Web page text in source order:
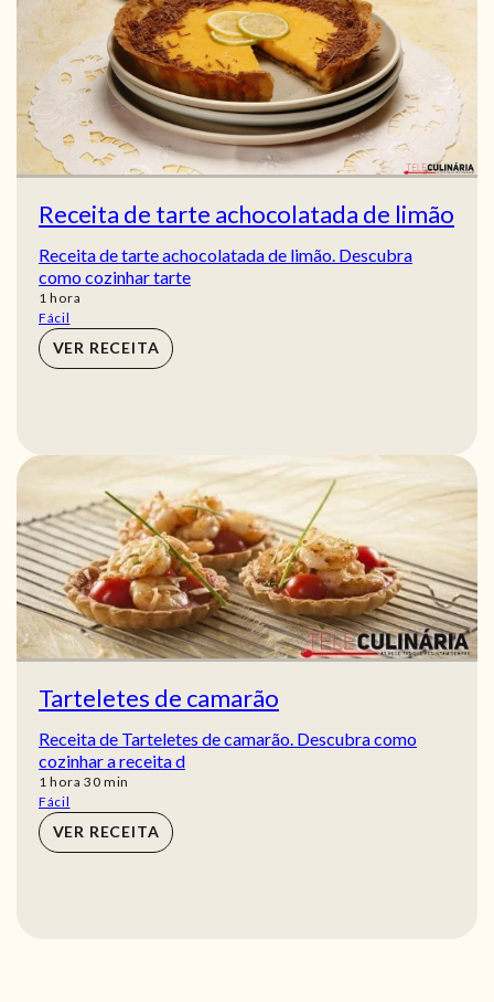
Receita de tarte achocolatada de limão
Receita de tarte achocolatada de limão. Descubra
como cozinhar tarte
1 hora
hora
Fácil
VER RECEITA
Tarteletes de camarão
Receita de Tarteletes de camarão. Descubra como
cozinhar a receita d
1 hora
hora 30min
min
Fácil
VER RECEITA